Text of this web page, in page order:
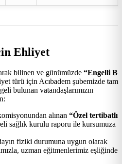
Ehliyet
bilinen ve günümüzde “Engelli B
türü için Acıbadem şubemizde tam
bulunan vatandaşlarımızın
alınan “Özel tertibatlı
sağlık kurulu raporu ile kursumuza
fiziki durumuna uygun olarak
uzman eğitmenlerimiz eşliğinde